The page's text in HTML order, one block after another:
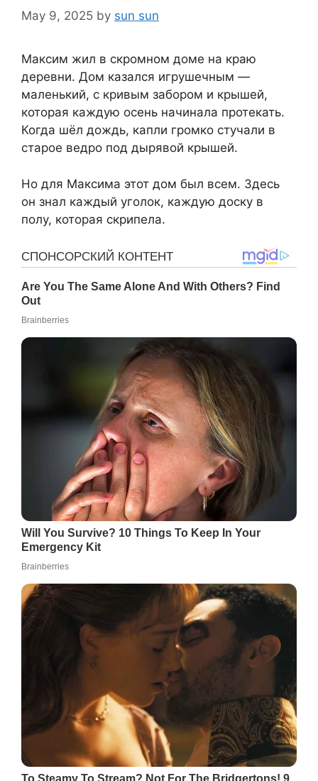
May 9, 2025 by sun sun
Максим жил в скромном доме на краю
деревни. Дом казался игрушечным —
маленький, с кривым забором и крышей,
которая каждую осень начинала протекать.
Когда шёл дождь, капли громко стучали в
старое ведро под дырявой крышей.
Но для Максима этот дом был всем. Здесь
он знал каждый уголок, каждую доску в
полу, которая скрипела.